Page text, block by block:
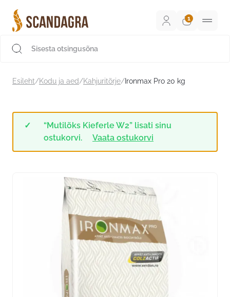
sisu
juurde
Esileht/Kodu ja aed/Kahjuritõrje/ Ironmax Pro 20 kg
“Mutilõks Kieferle W2” lisati sinu
ostukorvi.
Vaata ostukorvi